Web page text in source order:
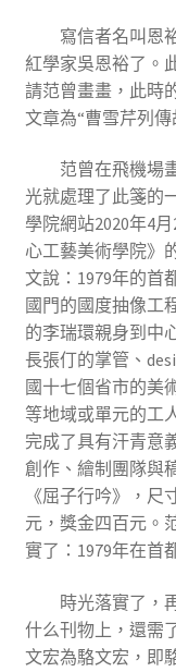
寫信者名叫恩
紅學家吳恩裕了。
請范曾畫畫，此時
文章為“曹雪芹列傳
范曾在飛機場
光就處理了此箋的
學院網站2020年4
心工藝美術學院》
文說：1979年的首
國門的國度抽像工
的李瑞環親身到中
長張仃的掌管、
國十七個省市的美
等地域或單元的工
完成了具有汗青意
創作、繪制團隊與
《屈子行吟》，尺
元，獎金四百元。
實了：1979年在首
時光落實了，
什么刊物上，還需
文宏為駱文宏，即